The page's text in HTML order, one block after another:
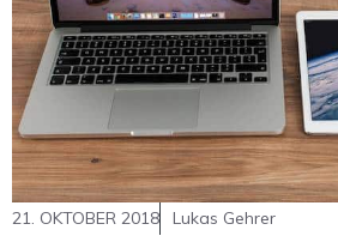
21. OKTOBER 2018 Lukas Gehrer